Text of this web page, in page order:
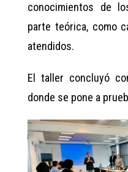
conocimientos de
parte teórica, como
atendidos.
El taller concluyó
donde se pone a